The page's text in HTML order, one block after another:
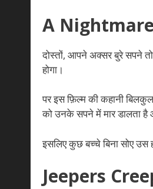
A
दोस्तों, आपने अक्सर बुरे सपने
होगा।
पर इस फ़िल्म की कहानी
को उनके सपने में मार डालता है
इसलिए कुछ बच्चे बिना सोए उस
Jeepers